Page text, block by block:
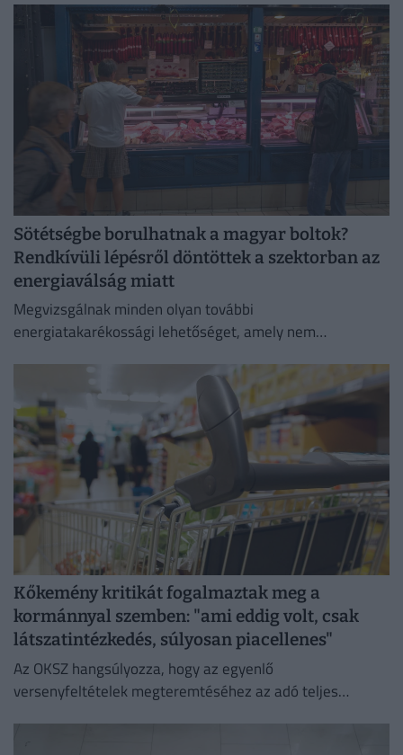
Sötétségbe borulhatnak a magyar boltok?
Rendkívüli lépésről döntöttek a szektorban az
energiaválság miatt
Megvizsgálnak minden olyan további
energiatakarékossági lehetőséget, amely nem
zökkenőmentes kiszolgálását.
Kőkemény kritikát fogalmaztak meg a
kormánnyal szemben: "ami eddig volt, csak
látszatintézkedés, súlyosan piacellenes"
Az OKSZ hangsúlyozza, hogy az egyenlő
versenyfeltételek megteremtéséhez az adó teljes